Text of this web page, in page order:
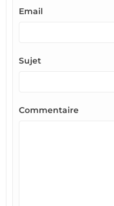
Email
Sujet
Commentaire